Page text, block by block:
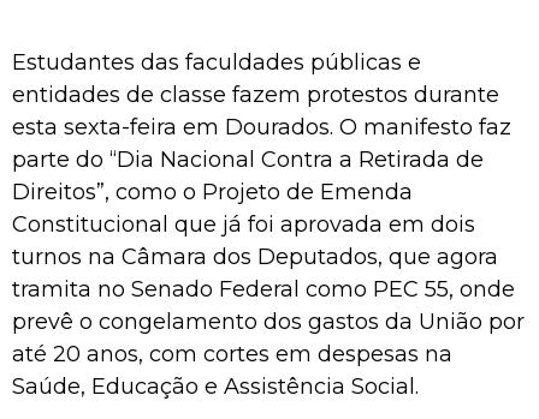
Estudantes das faculdades públicas e
entidades de classe fazem protestos durante
esta sexta-feira em Dourados. O manifesto faz
parte do “Dia Nacional Contra a Retirada de
Direitos”, como o Projeto de Emenda
Constitucional que já foi aprovada em dois
turnos na Câmara dos Deputados, que agora
tramita no Senado Federal como PEC 55, onde
prevê o congelamento dos gastos da União por
até 20 anos, com cortes em despesas na
Saúde, Educação e Assistência Social.